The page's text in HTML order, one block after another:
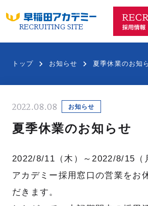
RECRUITING SITE
トップ お知らせ 夏季休業のお知
2022.08.08 お知らせ
夏季休業のお知らせ
2022/8/11（木）～2022/8/15（
アカデミー採用窓口の営業をお
だきます。
代表メッセージ 企業
沿革
新規事業